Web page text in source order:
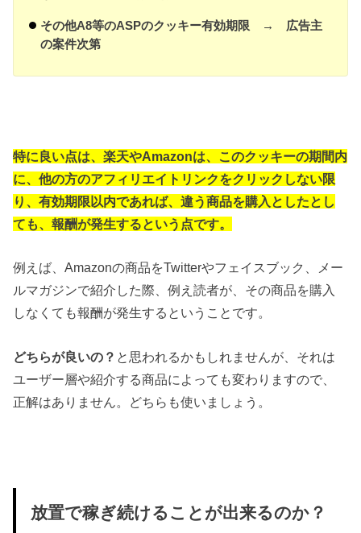
その他A8等のASPのクッキー有効期限 → 広告主
の案件次第
特に良い点は、楽天やAmazonは、このクッキーの期間内
に、他の方のアフィリエイトリンクをクリックしない限
り、有効期限以内であれば、違う商品を購入としたとし
ても、報酬が発生するという点です。
例えば、Amazonの商品をTwitterやフェイスブック、メー
ルマガジンで紹介した際、例え読者が、その商品を購入
しなくても報酬が発生するということです。
どちらが良いの？ と思われるかもしれませんが、それは
ユーザー層や紹介する商品によっても変わりますので、
正解はありません。どちらも使いましょう。
放置で稼ぎ続けることが出来るのか？